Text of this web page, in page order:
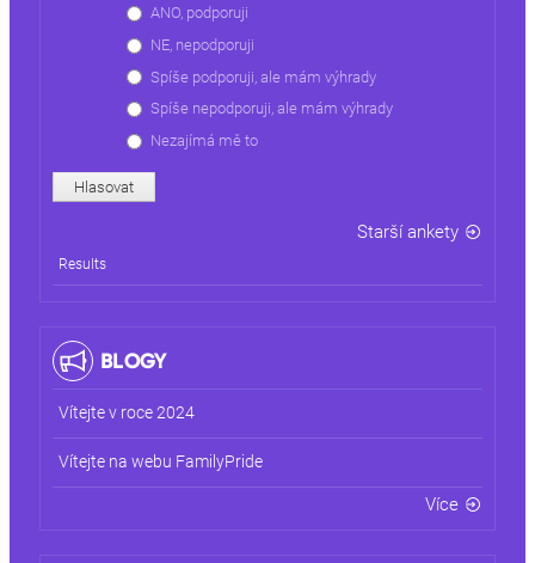
ANO, podporuji
NE, nepodporuji
Spíše podporuji, ale mám výhrady
Spíše nepodporuji, ale mám výhrady
Nezajímá mě to
Starší ankety
Results
BLOGY
Vítejte v roce 2024
Vítejte na webu FamilyPride
Více